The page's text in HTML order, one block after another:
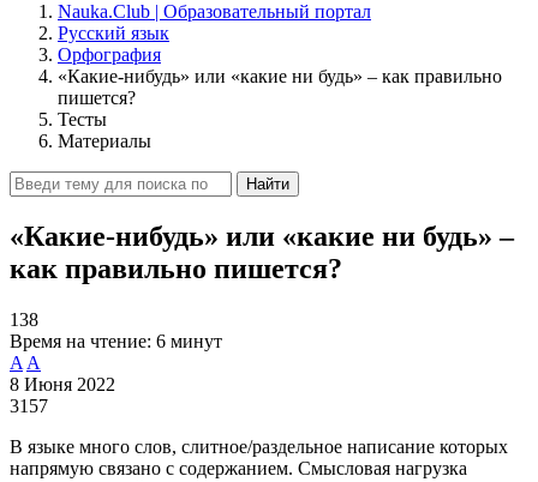
Nauka.Club | Образовательный портал
Русский язык
Орфография
«Какие-нибудь» или «какие ни будь» – как правильно
пишется?
Тесты
Материалы
Найти
«Какие-нибудь» или «какие ни будь» –
как правильно пишется?
138
Время на чтение: 6 минут
A A
8 Июня 2022
3157
В языке много слов, слитное/раздельное написание которых
напрямую связано с содержанием. Смысловая нагрузка